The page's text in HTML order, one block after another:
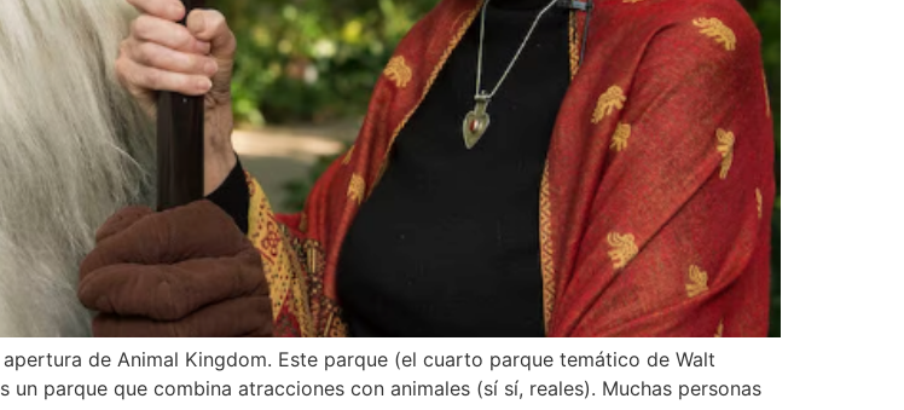
de Animal Kingdom. Este parque (el cuarto parque temático de Walt
parque que combina atracciones con animales (sí sí, reales). Muchas personas